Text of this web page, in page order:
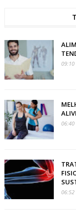
09:10
06:40
06:52